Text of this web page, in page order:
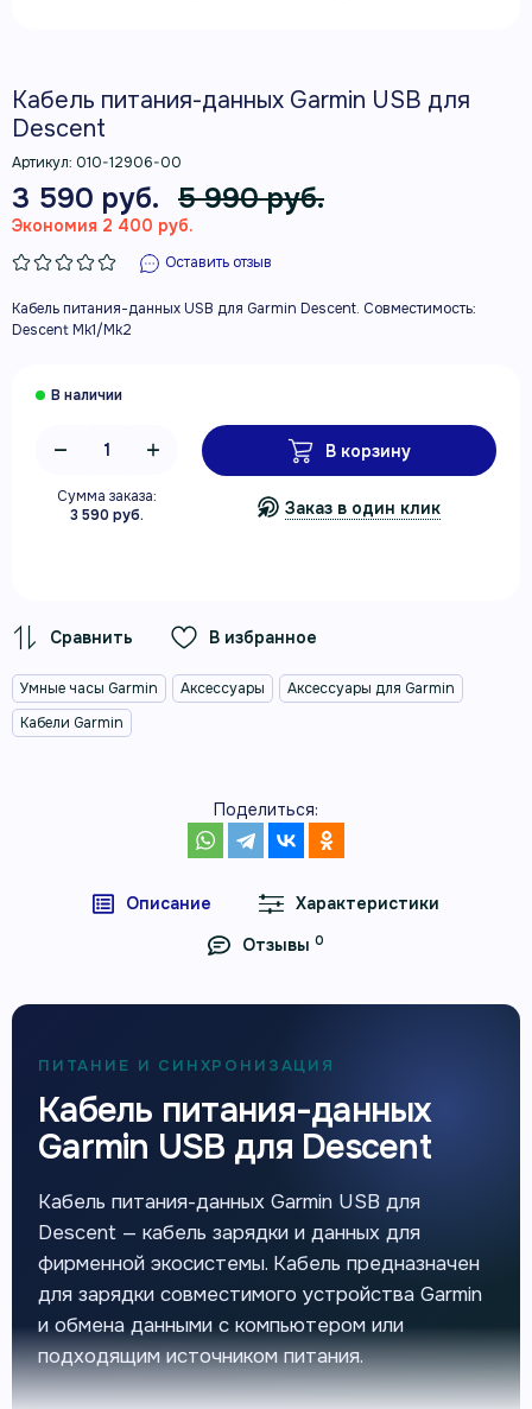
Кабель питания-данных Garmin USB для
Descent
Артикул: 010-12906-00
3 590 руб. 5 990 руб.
Экономия 2 400 руб.
Оставить отзыв
Кабель питания-данных USB для Garmin Descent. Совместимость:
Descent Mk1/Mk2
Сумма заказа:
3 590 руб.
В корзину
Заказ в один клик
В избранное
Умные часы Garmin Аксессуары
Аксессуары для Garmin
Кабели Garmin
Поделиться:
Описание
Характеристики
Отзывы 0
ПИТАНИЕ И СИНХРОНИЗАЦИЯ
Кабель питания-данных
Garmin USB для Descent
Кабель питания-данных Garmin USB для
Descent — кабель зарядки и данных для
фирменной экосистемы. Кабель предназначен
для зарядки совместимого устройства Garmin
и обмена данными с компьютером или
подходящим источником питания.